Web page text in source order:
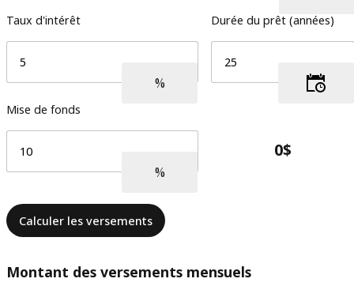
Taux d'intérêt Durée du prêt (années)
Mise de fonds
Calculer les versements
Montant des versements mensuels